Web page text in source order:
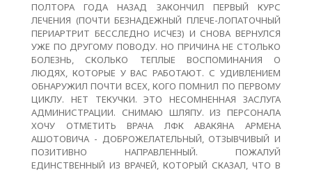
ПОЛТОРА ГОДА НАЗАД ЗАКОНЧИЛ ПЕРВЫЙ КУРС
ЛЕЧЕНИЯ (ПОЧТИ БЕЗНАДЕЖНЫЙ ПЛЕЧЕ-ЛОПАТОЧНЫЙ
ПЕРИАРТРИТ БЕССЛЕДНО ИСЧЕЗ) И СНОВА ВЕРНУЛСЯ
УЖЕ ПО ДРУГОМУ ПОВОДУ. НО ПРИЧИНА НЕ СТОЛЬКО
БОЛЕЗНЬ, СКОЛЬКО ТЕПЛЫЕ ВОСПОМИНАНИЯ О
ЛЮДЯХ, КОТОРЫЕ У ВАС РАБОТАЮТ. С УДИВЛЕНИЕМ
ОБНАРУЖИЛ ПОЧТИ ВСЕХ, КОГО ПОМНИЛ ПО ПЕРВОМУ
ЦИКЛУ. НЕТ ТЕКУЧКИ. ЭТО НЕСОМНЕННАЯ ЗАСЛУГА
АДМИНИСТРАЦИИ. СНИМАЮ ШЛЯПУ. ИЗ ПЕРСОНАЛА
ХОЧУ ОТМЕТИТЬ ВРАЧА ЛФК АВАКЯНА АРМЕНА
АШОТОВИЧА - ДОБРОЖЕЛАТЕЛЬНЫЙ, ОТЗЫВЧИВЫЙ И
ПОЗИТИВНО НАПРАВЛЕННЫЙ. ПОЖАЛУЙ
ЕДИНСТВЕННЫЙ ИЗ ВРАЧЕЙ, КОТОРЫЙ СКАЗАЛ, ЧТО В